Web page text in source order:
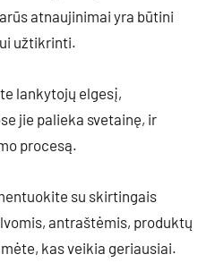
atnaujinimai yra būtini
užtikrinti.
lankytojų elgesį,
jie palieka svetainę, ir
procesą.
su skirtingais
antraštėmis, produktų
kas veikia geriausiai.